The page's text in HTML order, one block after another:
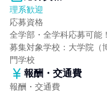
理系歓迎
応募資格
全学部・全学科応募可能！
募集対象学校：大学院（
門学校
報酬・交通費
報酬・交通費